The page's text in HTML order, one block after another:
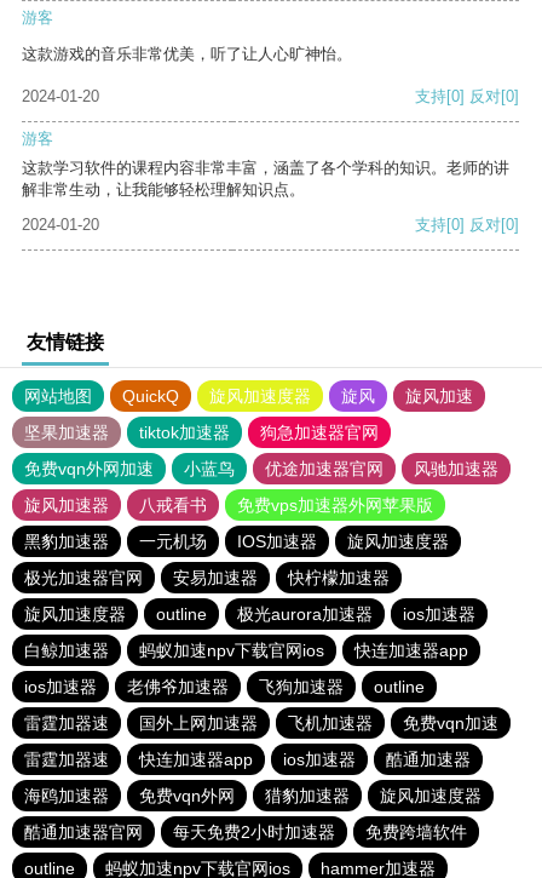
游客
这款游戏的音乐非常优美，听了让人心旷神怡。
2024-01-20 支持[0] 反对[0]
游客
这款学习软件的课程内容非常丰富，涵盖了各个学科的知识。老师的讲
解非常生动，让我能够轻松理解知识点。
2024-01-20
支持[0] 反对[0]
友情链接
网站地图 QuickQ 旋风加速度器 旋风
旋风加速
坚果加速器
tiktok加速器
狗急加速器官网
免费vqn外网加速
小蓝鸟 优途加速器官网
风驰加速器
旋风加速器
八戒看书
免费vps加速器外网苹果版
黑豹加速器
一元机场 IOS加速器
旋风加速度器
极光加速器官网
安易加速器
快柠檬加速器
旋风加速度器
outline 极光aurora加速器
ios加速器
白鲸加速器
蚂蚁加速npv下载官网ios
快连加速器app
ios加速器
老佛爷加速器 飞狗加速器
outline
雷霆加器速
国外上网加速器 飞机加速器
免费vqn加速
雷霆加器速
快连加速器app ios加速器
酷通加速器
海鸥加速器
免费vqn外网 猎豹加速器
旋风加速度器
酷通加速器官网
每天免费2小时加速器
免费跨墙软件
outline
蚂蚁加速npv下载官网ios hammer加速器